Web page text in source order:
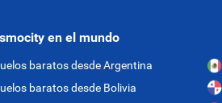
en el mundo
baratos desde Argentina
baratos desde Bolivia